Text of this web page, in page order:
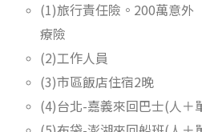
(1)旅行責任險。 200萬意外
療險
(2)工作人員
(3)市區飯店住宿2晚
(4)台北-嘉義來回巴士(人＋